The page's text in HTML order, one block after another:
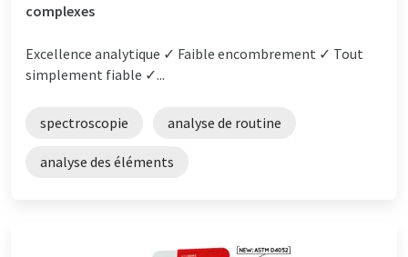
complexes
Excellence analytique ✓ Faible encombrement ✓ Tout
simplement fiable ✓...
spectroscopie analyse de routine
analyse des éléments